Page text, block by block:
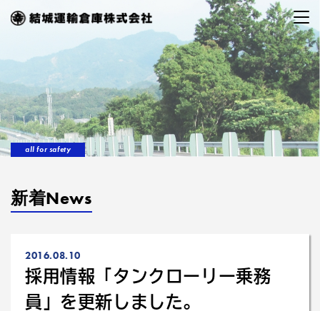
all for safety
新着News
2016.08.10
採用情報「タンクローリー乗務
員」を更新しました。